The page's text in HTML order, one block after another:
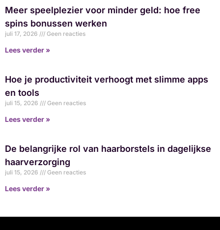
Meer speelplezier voor minder geld: hoe free
spins bonussen werken
juli 17, 2026 Geen reacties
Lees verder »
Hoe je productiviteit verhoogt met slimme apps
en tools
juli 15, 2026 Geen reacties
Lees verder »
De belangrijke rol van haarborstels in dagelijkse
haarverzorging
juli 15, 2026 Geen reacties
Lees verder »